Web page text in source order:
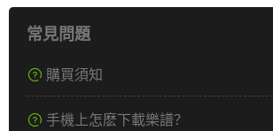
常見問題
購買須知
手機上怎麽下載樂譜？